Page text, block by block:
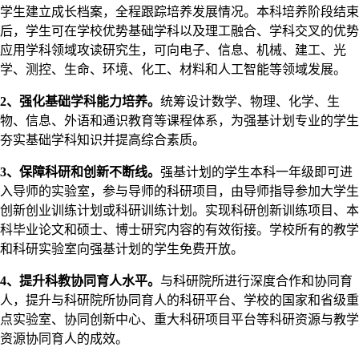
学生建立成长档案，全程跟踪培养发展情况。本科培养阶段结束
后，学生可在学校优势基础学科以及理工融合、学科交叉的优势
应用学科领域攻读研究生，可向电子、信息、机械、建工、光
学、测控、生命、环境、化工、材料和人工智能等领域发展。
2、强化基础学科能力培养。 统筹设计数学、物理、化学、生
物、信息、外语和通识教育等课程体系，为强基计划专业的学生
夯实基础学科知识并提高综合素质。
3、保障科研和创新不断线。 强基计划的学生本科一年级即可进
入导师的实验室，参与导师的科研项目，由导师指导参加大学生
创新创业训练计划或科研训练计划。实现科研创新训练项目、本
科毕业论文和硕士、博士研究内容的有效衔接。学校所有的教学
和科研实验室向强基计划的学生免费开放。
4、提升科教协同育人水平。 与科研院所进行深度合作和协同育
人，提升与科研院所协同育人的科研平台、学校的国家和省级重
点实验室、协同创新中心、重大科研项目平台等科研资源与教学
资源协同育人的成效。